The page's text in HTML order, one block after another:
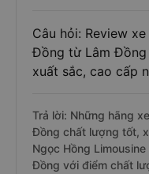
Câu hỏi: Review
Đồng từ Lâm
xuất sắc, cao cấp
Trả lời: Những hãng
Đồng chất lượng tốt,
Ngọc Hồng
Đồng với điểm chất